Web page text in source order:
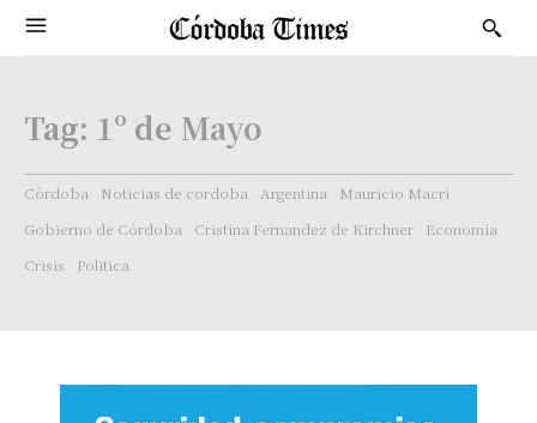
Tag: 1º de Mayo
Córdoba Noticias de cordoba Argentina
Mauricio Macri
Gobierno de Córdoba
Cristina Fernandez de Kirchner
Economía
Crisis
Politica